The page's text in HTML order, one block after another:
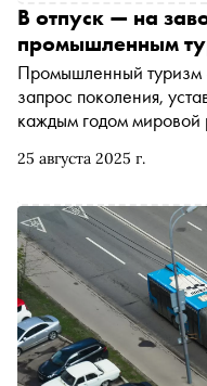
кораблей. На
обсудили, как креатив
её
25 августа 2025 г.
В отпуск — на
промышленным
Промышленный туризм
запрос поколения,
каждым годом
хотят платить за
то, и другое — увидеть
фотографиями,